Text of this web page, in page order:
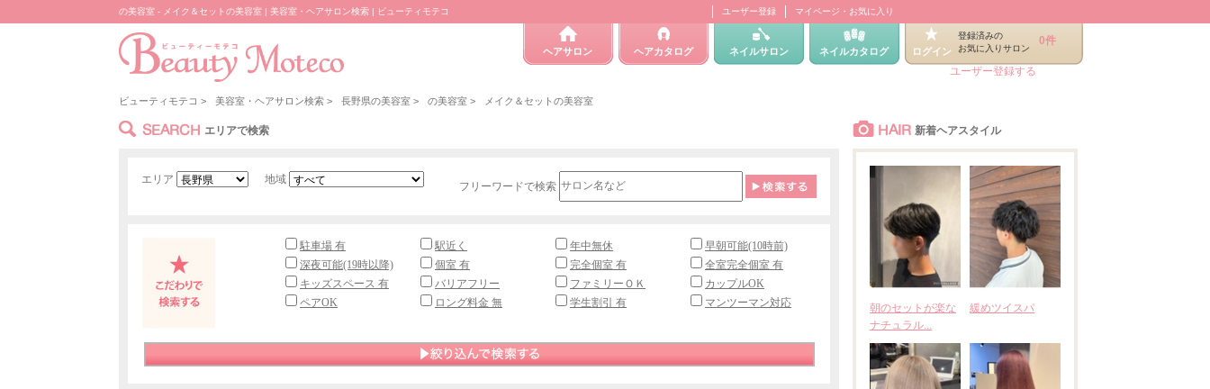
の美容室 - メイク＆セットの美容室 | 美容室・ヘアサロン検索 | ビューティモテコ ユーザー登録 マイページ・お気に入り
ヘアサロン ヘアカタログ ネイルサロン ネイルカタログ ログイン
登録済みの
お気に入りサロン
0件
ユーザー登録する
ビューティモテコ > 美容室・ヘアサロン検索 > 長野県の美容室 > の美容室 > メイク＆セットの美容室
SEARCH エリアで検索
エリア 地域
フリーワードで検索
駐車場 有 駅近く 年中無休
早朝可能(10時前)
深夜可能(19時以降)
個室 有 完全個室 有
全室完全個室 有
キッズスペース 有
バリアフリー ファミリーＯＫ
カップルOK
ペアOK
ロング料金 無 学生割引 有 マンツーマン対応
HAIR 新着ヘアスタイル
朝のセットが楽な
ナチュラル...
緩めツイスパ